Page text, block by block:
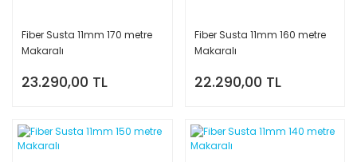
Fiber Susta 11mm 170 metre
Makaralı
23.290,00 TL
Fiber Susta 11mm 160 metre
Makaralı
22.290,00 TL